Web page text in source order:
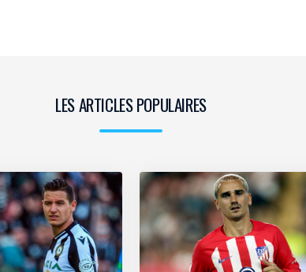
LES ARTICLES POPULAIRES